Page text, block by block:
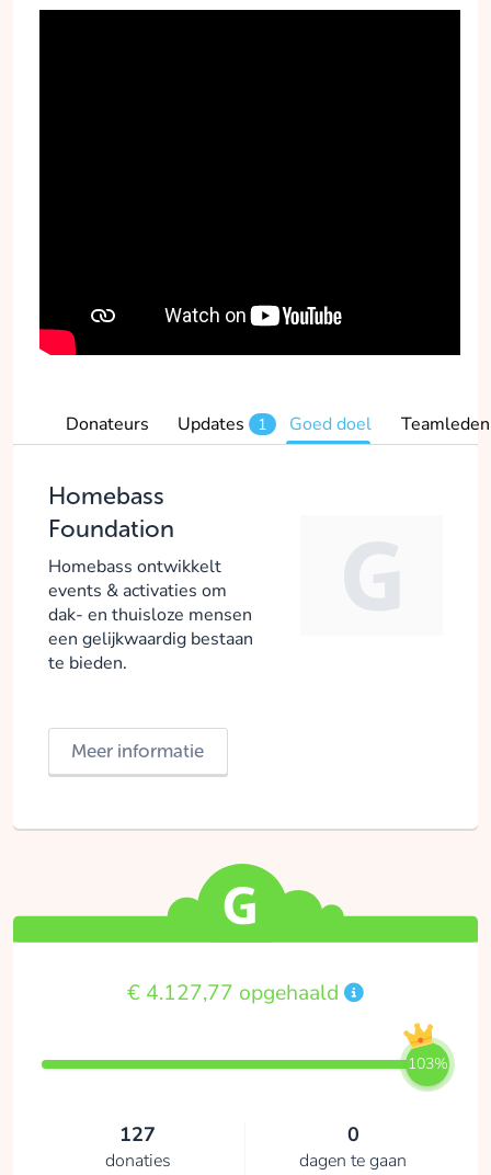
Donateurs Updates 1 Goed doel Teamleden
Homebass
Foundation
Homebass ontwikkelt
events & activaties om
dak- en thuisloze mensen
een gelijkwaardig bestaan
te bieden.
Meer informatie
€ 4.127,77 opgehaald
103%
127
donaties
0
dagen te gaan